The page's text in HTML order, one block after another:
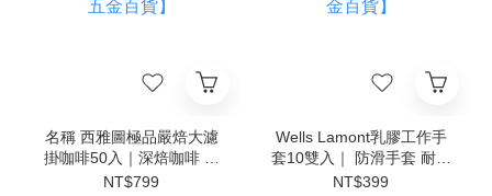
名稱 西雅圖極品嚴焙大濾
掛咖啡50入｜深焙咖啡 濾
掛咖啡 掛耳咖啡 阿拉比卡
NT$799
Wells Lamont乳膠工作手
套10雙入｜ 防滑手套 耐磨
手套 工作手套 搬運手套 園
NT$399